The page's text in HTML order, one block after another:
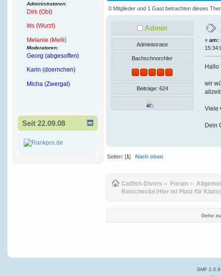
Administratoren:
Dirk (Obi)
Iris (Wurzl)
Melanie (Melli)
Moderatoren:
Georg (abgesoffen)
Karin (doernchen)
Micha (Zwergal)
Seit 22.09.08
7995 mal)
0 Mitglieder und 1 Gast betrachten dieses
Admin
Administrator
Bachschnorchler
Beiträge: 624
« am:
Hallo
wir
Viele
Dein
Seiten: [1] Nach oben
Catfish-Divers » Forum »
Ratschecke;Hier ist Platz für
Gehe
SMF 2.0.9